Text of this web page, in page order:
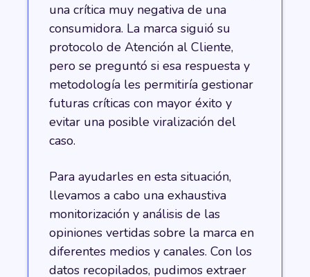
una crítica muy negativa de una
consumidora. La marca siguió su
protocolo de Atención al Cliente,
pero se preguntó si esa respuesta y
metodología les permitiría gestionar
futuras críticas con mayor éxito y
evitar una posible viralización del
caso.
Para ayudarles en esta situación,
llevamos a cabo una exhaustiva
monitorización y análisis de las
opiniones vertidas sobre la marca en
diferentes medios y canales. Con los
datos recopilados, pudimos extraer